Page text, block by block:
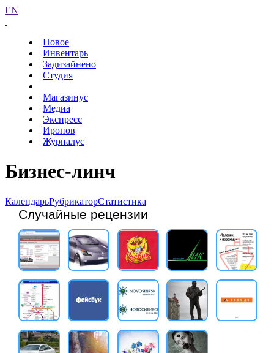
EN
Новое
Инвентарь
Задизайнено
Студия
Магазинус
Медиа
Экспресс
Иронов
Журналус
Бизнес-линч
КалендарьРубрикаторСтатистика
Случайные рецензии